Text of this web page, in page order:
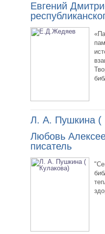
Евгений
Л. А. Пушкина (
Любовь
писатель